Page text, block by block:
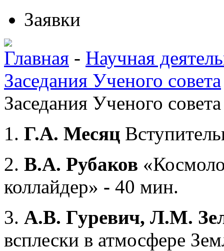
Заявки
Главная - Научная
Заседания Ученого совета
Заседания Ученого
1. Г.А. Месяц
2. В.А. Рубаков
коллайдер» - 40 мин.
3. А.В. Гуревич, Л.М.
всплески в атмосфере